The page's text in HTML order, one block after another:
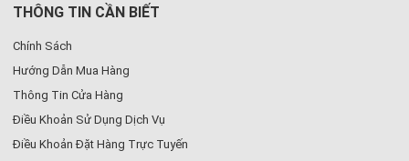
THÔNG TIN CẦN BIẾT
Chính Sách
Hướng Dẫn Mua Hàng
Thông Tin Cửa Hàng
Điều Khoản Sử Dụng Dịch Vụ
Điều Khoản Đặt Hàng Trực Tuyến